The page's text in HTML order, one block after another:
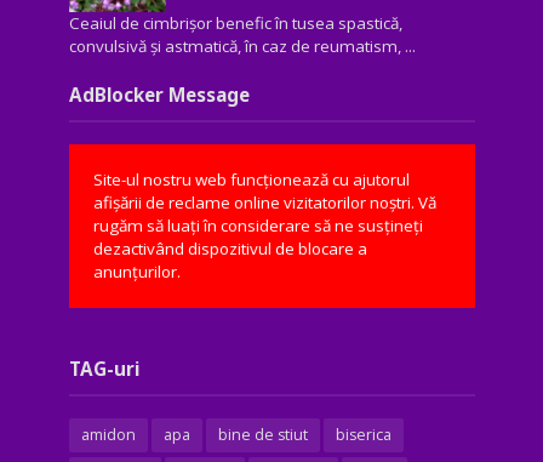
Ceaiul de cimbrișor benefic în tusea spastică,
convulsivă şi astmatică, în caz de reumatism, ...
AdBlocker Message
Site-ul nostru web funcționează cu ajutorul
afișării de reclame online vizitatorilor noștri. Vă
rugăm să luați în considerare să ne susțineți
dezactivând dispozitivul de blocare a
anunțurilor.
TAG-uri
amidon apa bine de stiut
biserica